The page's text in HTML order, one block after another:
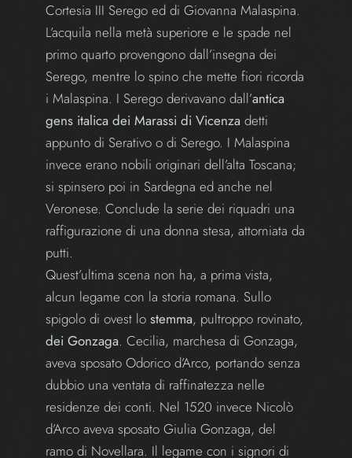
Cortesia III Serego ed di Giovanna Malaspina.
L’acquila nella metà superiore e le spade nel
primo quarto provengono dall’insegna dei
Serego, mentre lo spino che mette fiori ricorda
i Malaspina. I Serego derivavano dall’antica
gens italica dei Marassi di Vicenza detti
appunto di Serativo o di Serego. I Malaspina
invece erano nobili originari dell’alta Toscana;
si spinsero poi in Sardegna ed anche nel
Veronese. Conclude la serie dei riquadri una
raffigurazione di una donna stesa, attorniata da
putti.
Quest’ultima scena non ha, a prima vista,
alcun legame con la storia romana. Sullo
spigolo di ovest lostemma, pultroppo rovinato,
dei Gonzaga. Cecilia, marchesa di Gonzaga,
aveva sposato Odorico d’Arco, portando senza
dubbio una ventata di raffinatezza nelle
residenze dei conti. Nel 1520 invece Nicolò
d’Arco aveva sposato Giulia Gonzaga, del
ramo di Novellara. Il legame con i signori di